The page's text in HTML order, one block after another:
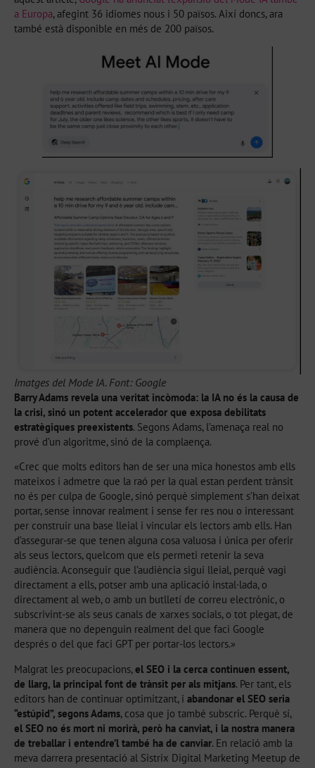
a Europa, afegint 36 idiomes nous i 50 països. Així doncs, ara
també està disponible en més de 200 països.
Imatges del Mode IA. Font: Google
Barry Adams revela una veritat incòmoda: la IA no és la causa de
la crisi, sinó un potent accelerador que exposa debilitats
estratègiques preexistents. Segons Adams, l’amenaça real no
prové d’un algoritme, sinó de la complaença.
«Crec que molts editors han de ser una mica honestos amb ells
mateixos i admetre que la raó per la qual estan perdent trànsit
no és per culpa de Google, sinó perquè simplement s’han deixat
portar, sense innovar realment i sense fer res nou o interessant
per construir una base lleial i vincular els lectors amb ells. Han
d’assegurar-se que tenen alguna cosa valuosa i única per oferir
als seus lectors, quelcom que els permeti retenir la seva
audiència. Aconseguir que l’audiència sigui lleial, perquè vagi
directament a ells, potser amb una aplicació instal·lada, o
directament al web, o amb un butlletí de correu electrònic, o
subscrivint-se als seus canals de xarxes socials, o tot plegat, de
manera que no depenguin realment del que faci Google
després o del que faci GPT per portar-los lectors.»
Malgrat les preocupacions,el SEO i la cerca continuen essent,
de llarg, la principal font de trànsit per als mitjans. Per tant, els
editors han de continuar optimitzant, i abandonar el SEO seria
“estúpid”, segons Adams, cosa que jo també subscric. Perquè sí,
el SEO no és mort ni morirà, però ha canviat, i la nostra manera
de treballar i entendre’l també ha de canviar. En relació amb la
meva darrera presentació al Sistrix Digital Marketing Meetup de